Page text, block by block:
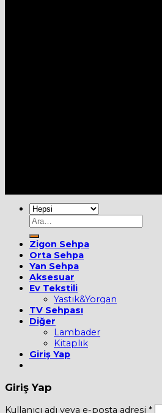
Ara:
Zigon Sehpa
Orta Sehpa
Yan Sehpa
Aksesuar
Ev Tekstili
Yastık&Yorgan
TV Sehpası
Diğer
Lambader
Kitaplık
Giriş Yap
Giriş Yap
Kullanıcı adı veya e-posta adresi *